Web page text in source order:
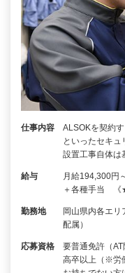
仕事内容
ALSOKを契約
といったセキュ
設置工事自体は
給与
月給194,300円
＋各種手当 《
勤務地
岡山県内各エ
配属）
応募資格
要普通免許（
高卒以上（※労